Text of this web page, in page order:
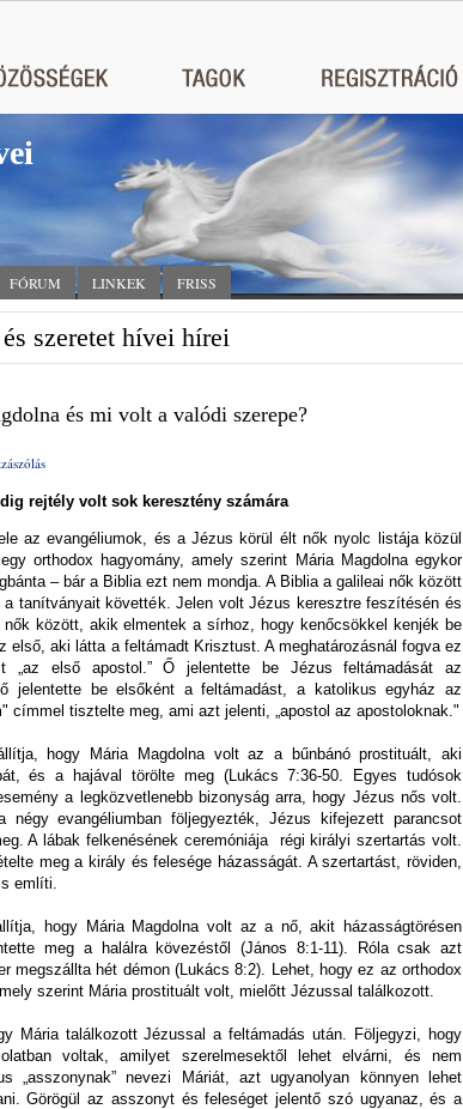
FÓRUM LINKEK FRISS
szeretet hívei hírei
és mi volt a valódi szerepe?
rejtély volt sok keresztény számára
az evangéliumok, és a Jézus körül élt nők nyolc listája közül
orthodox hagyomány, amely szerint Mária Magdolna egykor
– bár a Biblia ezt nem mondja. A Biblia a galileai nők között
tanítványait követték. Jelen volt Jézus keresztre feszítésén és
között, akik elmentek a sírhoz, hogy kenőcsökkel kenjék be
első, aki látta a feltámadt Krisztust. A meghatározásnál fogva ez
„az első apostol.” Ő jelentette be Jézus feltámadását az
jelentette be elsőként a feltámadást, a katolikus egyház az
címmel tisztelte meg, ami azt jelenti, „apostol az apostoloknak."
hogy Mária Magdolna volt az a bűnbánó prostituált, aki
és a hajával törölte meg (Lukács 7:36-50. Egyes tudósok
a legközvetlenebb bizonyság arra, hogy Jézus nős volt.
négy evangéliumban följegyezték, Jézus kifejezett parancsot
A lábak felkenésének ceremóniája
régi királyi szertartás volt.
meg a király és felesége házasságát. A szertartást, röviden,
említi.
hogy Mária Magdolna volt az a nő, akit házasságtörésen
meg a halálra kövezéstől (János 8:1-11). Róla csak azt
megszállta hét démon (Lukács 8:2). Lehet, hogy ez az orthodox
szerint Mária prostituált volt, mielőtt Jézussal találkozott.
Mária találkozott Jézussal a feltámadás után. Följegyzi, hogy
voltak, amilyet szerelmesektől lehet elvárni, és nem
„asszonynak” nevezi Máriát, azt ugyanolyan könnyen lehet
Görögül az asszonyt és feleséget jelentő szó ugyanaz, és a